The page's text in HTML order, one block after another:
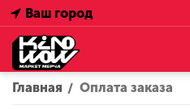
Ваш город
Главная / Оплата заказа